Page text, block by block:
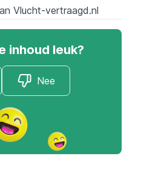
Vlucht-vertraagd.nl
inhoud leuk?
Nee